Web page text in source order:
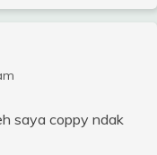
saya coppy ndak